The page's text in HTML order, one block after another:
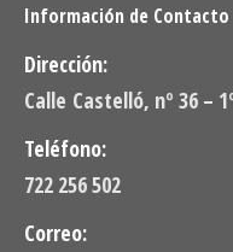
Información de Contacto
Dirección:
Calle Castelló, nº 36 –
Teléfono:
722 256 502
Correo: